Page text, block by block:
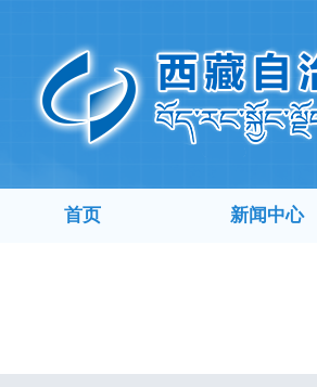
首页 新闻中心